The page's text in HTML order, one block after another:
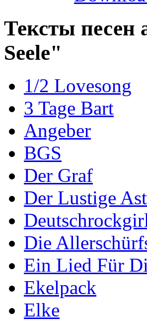
Тексты песен
Seele"
1/2 Lovesong
3 Tage Bart
Angeber
BGS
Der Graf
Der Lustige
Die
Ein Lied Für
Ekelpack
Elke